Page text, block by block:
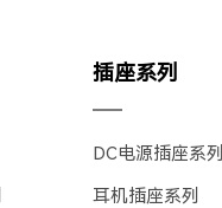
插座系列
DC电源插座系列
耳机插座系列